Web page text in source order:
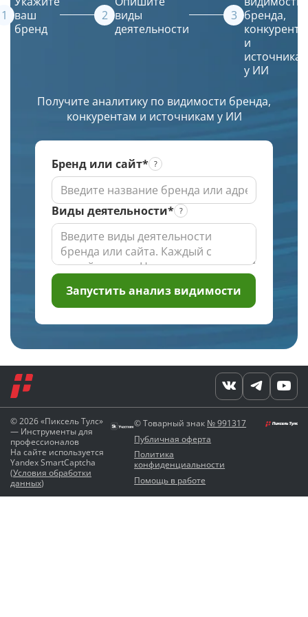
ТОПе
с
глубине
проверки
(ИИ)
создаст
ваш
бренд
виды
деятельности
бренда,
и
у ИИ
Получите аналитику по видимости бренда,
конкурентам и источникам у ИИ
Бренд или сайт*
Виды деятельности*
Запустить анализ видимости
© 2026 «Пиксель Тулс»
— Инструменты для
профессионалов
На сайте используется
Yandex SmartCaptcha
(Условия обработки
данных)
© Товарный знак № 991317
Публичная оферта
Политика
конфиденциальности
Помощь в работе